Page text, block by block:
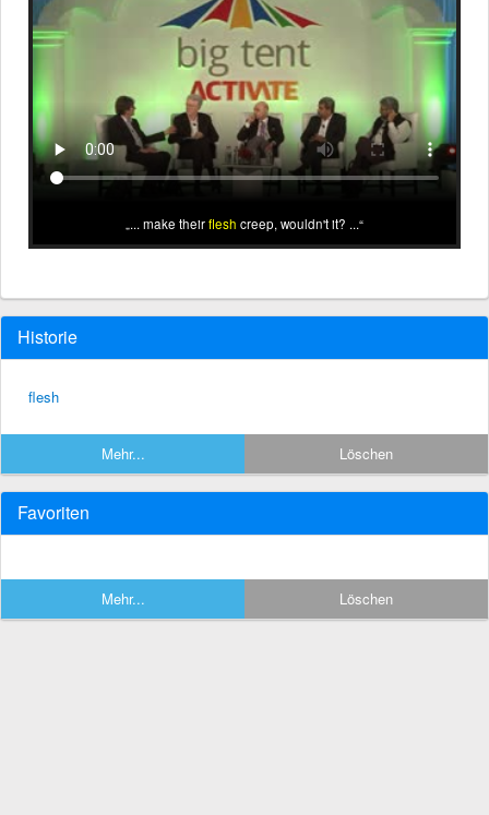
... make theirflesh creep, wouldn't it? ...
Historie
flesh
Mehr... Löschen
Favoriten
Mehr... Löschen